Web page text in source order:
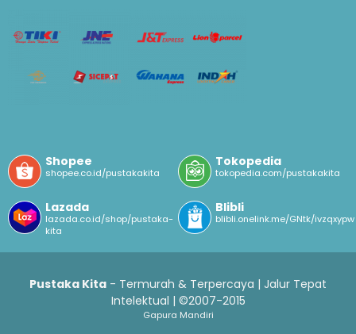
Shopee
shopee.co.id/pustakakita
Tokopedia
tokopedia.com/pustakakita
Lazada
lazada.co.id/shop/pustaka-
kita
Blibli
blibli.onelink.me/GNtk/ivzqxypw
Pustaka Kita - Termurah & Terpercaya | Jalur Tepat
Intelektual | ©2007-2015
Gapura Mandiri